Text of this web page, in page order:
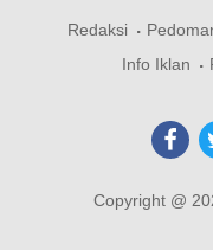
Redaksi
Info Iklan
Copyright @